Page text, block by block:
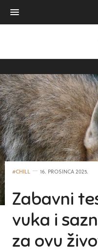
#CHILL 16. PROSINCA 2025.
Zabavni
vuka i
za ovu